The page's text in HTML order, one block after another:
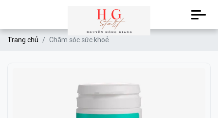
Trang chủ Chăm sóc sức khoẻ